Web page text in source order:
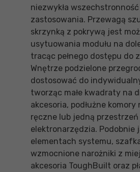
niezwykła
zastosowania. Przewagą
skrzynką z pokrywą jest
usytuowania modułu na
tracąc pełnego dostępu do
Wnętrze podzielone
dostosować do
tworząc małe kwadraty na
akcesoria, podłużne
ręczne lub jedną przestrzeń
elektronarzędzia. Podobnie
elementach systemu,
wzmocnione narożniki z
akcesoria ToughBuilt oraz